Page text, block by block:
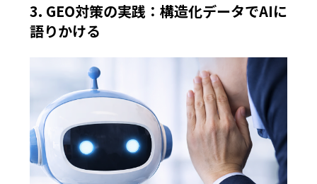
3. GEO対策の実践：構造化データでAIに
語りかける